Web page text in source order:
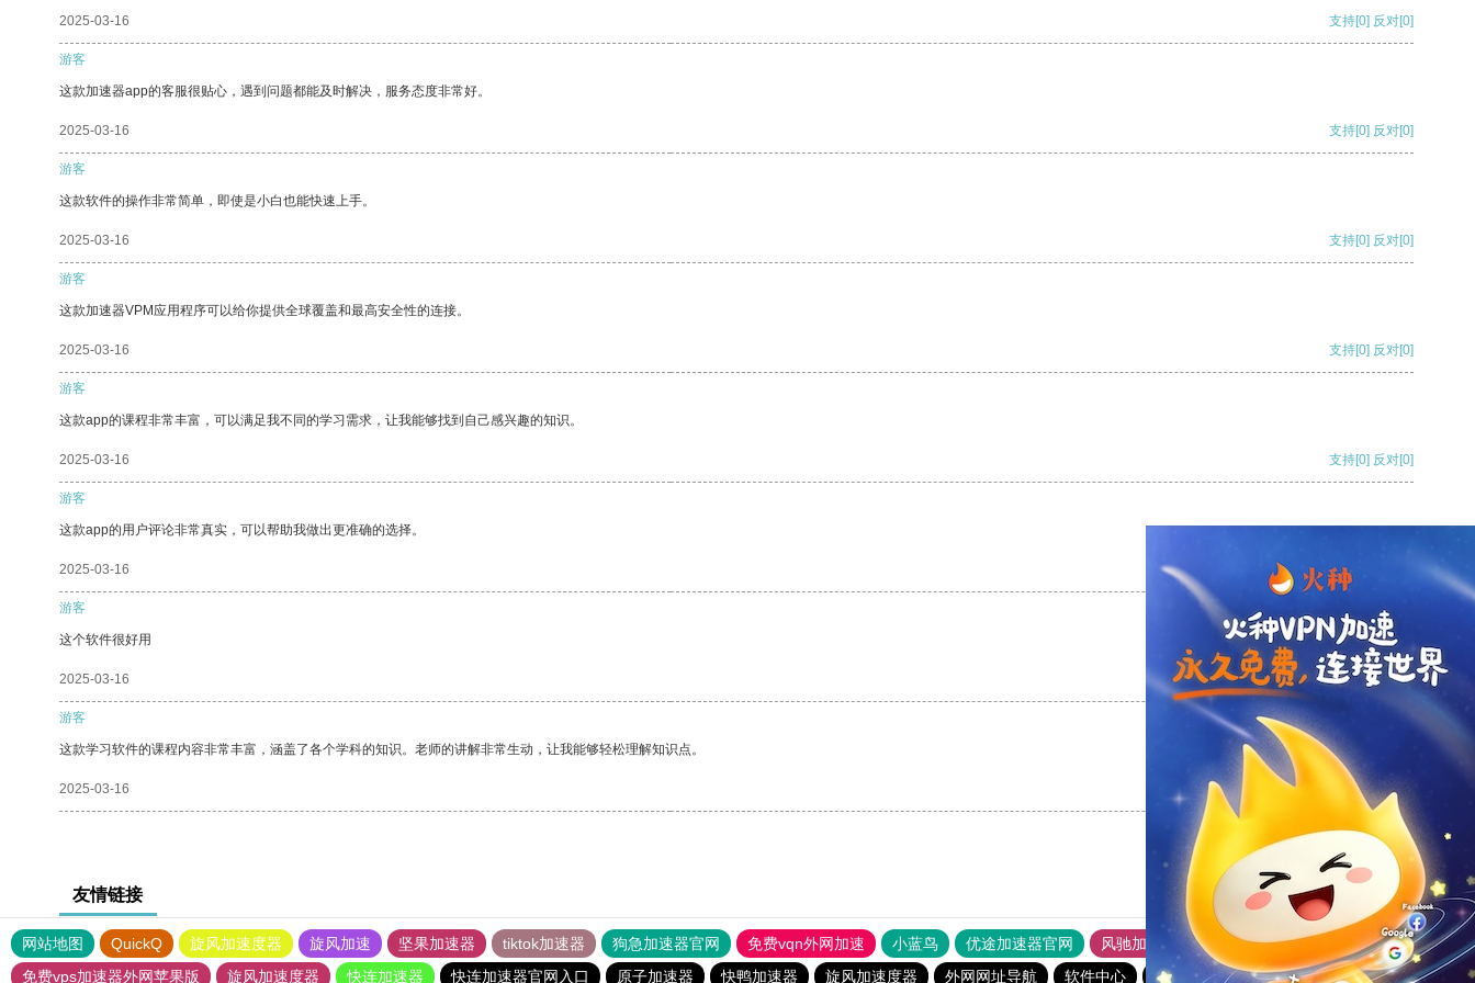
2025-03-16 支持[0] 反对[0]
游客
这款加速器app的客服很贴心，遇到问题都能及时解决，服务态度非常好。
2025-03-16 支持[0] 反对[0]
游客
这款软件的操作非常简单，即使是小白也能快速上手。
2025-03-16 支持[0] 反对[0]
游客
这款加速器VPM应用程序可以给你提供全球覆盖和最高安全性的连接。
2025-03-16 支持[0] 反对[0]
游客
这款app的课程非常丰富，可以满足我不同的学习需求，让我能够找到自己感兴趣的知识。
2025-03-16 支持[0] 反对[0]
游客
这款app的用户评论非常真实，可以帮助我做出更准确的选择。
2025-03-16 支持
游客
这个软件很好用
2025-03-16 支持[0] 反对[0]
游客
这款学习软件的课程内容非常丰富，涵盖了各个学科的知识。老师的讲解非常生动，让我能够轻松理解知识点。
2025-03-16 支持[0] 反对[0]
友情链接
网站地图 QuickQ 旋风加速度器 旋风加速 坚果加速器 tiktok加速器 狗急加速器官网 免费vqn外网加速 小蓝鸟 优途加速器官网 风驰加速器
旋风加速器
免费vps加速器外网苹果版
旋风加速度器 快连加速器 快连加速器官网入口 原子加速器 快鸭加速器 旋风加速度器 外网网址导航 软件中心 雷霆加速 狂飙加速器 哔咔漫画